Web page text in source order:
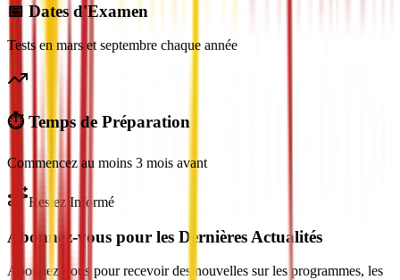
📅 Dates d'Examen
Tests en mars et septembre chaque année
⏱️ Temps de Préparation
Commencez au moins 3 mois avant
Restez Informé
Abonnez-vous pour les Dernières Actualités
Abonnez-vous pour recevoir des nouvelles sur les programmes, les